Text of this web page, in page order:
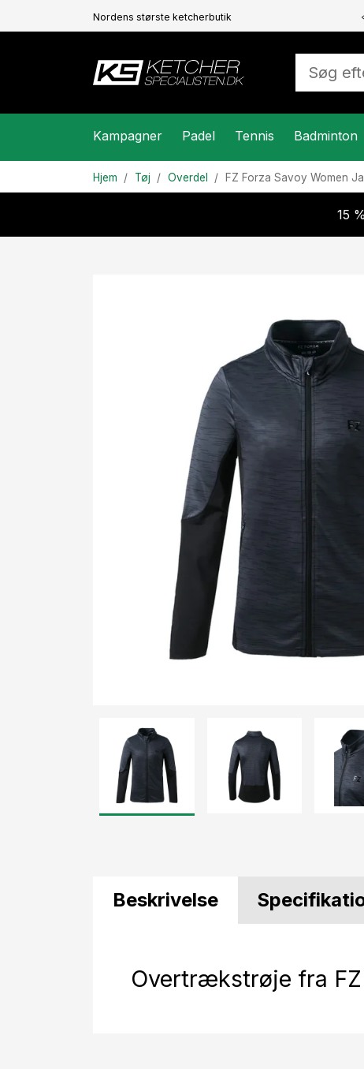
Nordens største ketcherbutik
Kampagner Padel Tennis Badminton
Hjem Tøj Overdel FZ Forza Savoy Women
15
Beskrivelse
Overtrækstrøje fra FZ